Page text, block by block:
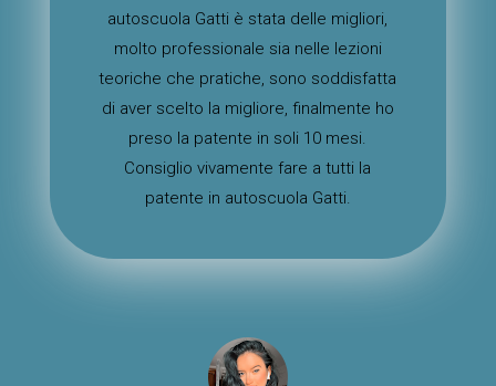
autoscuola Gatti è stata delle migliori,
molto professionale sia nelle lezioni
teoriche che pratiche, sono soddisfatta
di aver scelto la migliore, finalmente ho
preso la patente in soli 10 mesi.
Consiglio vivamente fare a tutti la
patente in autoscuola Gatti.